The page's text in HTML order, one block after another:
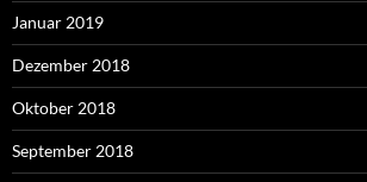
Januar 2019
Dezember 2018
Oktober 2018
September 2018